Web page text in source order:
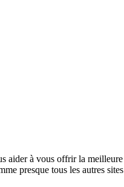
aider à vous offrir la
presque tous les autres